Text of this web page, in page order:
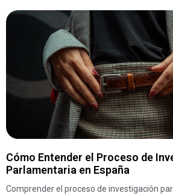
Cómo Entender el Proceso de
Parlamentaria en España
Comprender el proceso de investigación